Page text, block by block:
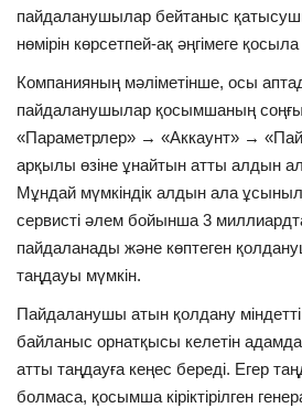
пайдаланушылар бейтаныс
нөмірін көрсетпей-ақ әңгімеге
Компанияның мәліметінше, осы
пайдаланушылар қосымшаның
«Параметрлер» → «Аккаунт» →
арқылы өзіне ұнайтын атты алдын
Мұндай мүмкіндік алдын ала
сервисті әлем бойынша 3
пайдаланады және көптеген
таңдауы мүмкін.
Пайдаланушы атын қолдану
байланыс орнатқысы келетін адамдар
атты таңдауға кеңес береді. Егер
болмаса, қосымша кіріктірілген